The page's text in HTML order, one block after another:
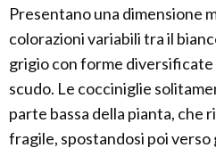
Presentano una dimensione
colorazioni variabili tra il
grigio con forme
scudo. Le cocciniglie
parte bassa della pianta, che
fragile, spostandosi poi verso